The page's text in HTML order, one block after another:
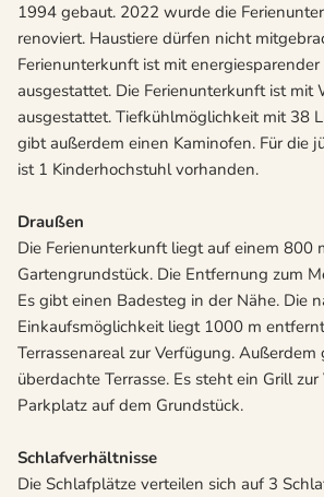
1994 gebaut. 2022 wurde die
renoviert. Haustiere dürfen nicht
Ferienunterkunft ist mit
ausgestattet. Die Ferienunterkunft ist mit
ausgestattet. Tiefkühlmöglichkeit mit 38
gibt außerdem einen Kaminofen. Für die
ist 1 Kinderhochstuhl vorhanden.
Draußen
Die Ferienunterkunft liegt auf einem 800
Gartengrundstück. Die Entfernung zum
Es gibt einen Badesteg in der Nähe. Die
Einkaufsmöglichkeit liegt 1000 m
Terrassenareal zur Verfügung. Außerdem
überdachte Terrasse. Es steht ein Grill
Parkplatz auf dem Grundstück.
Schlafverhältnisse
Die Schlafplätze verteilen sich auf 3